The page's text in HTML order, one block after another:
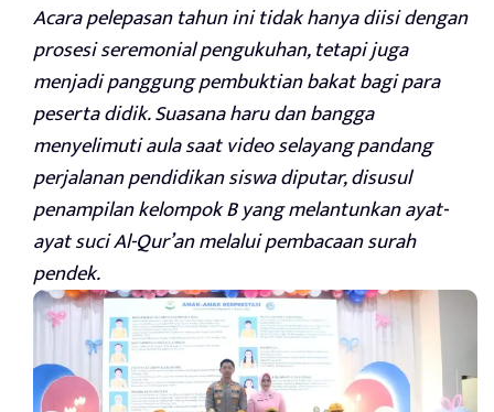
Acara pelepasan tahun ini tidak hanya diisi dengan
prosesi seremonial pengukuhan, tetapi juga
menjadi panggung pembuktian bakat bagi para
peserta didik. Suasana haru dan bangga
menyelimuti aula saat video selayang pandang
perjalanan pendidikan siswa diputar, disusul
penampilan kelompok B yang melantunkan ayat-
ayat suci Al-Qur’an melalui pembacaan surah
pendek.